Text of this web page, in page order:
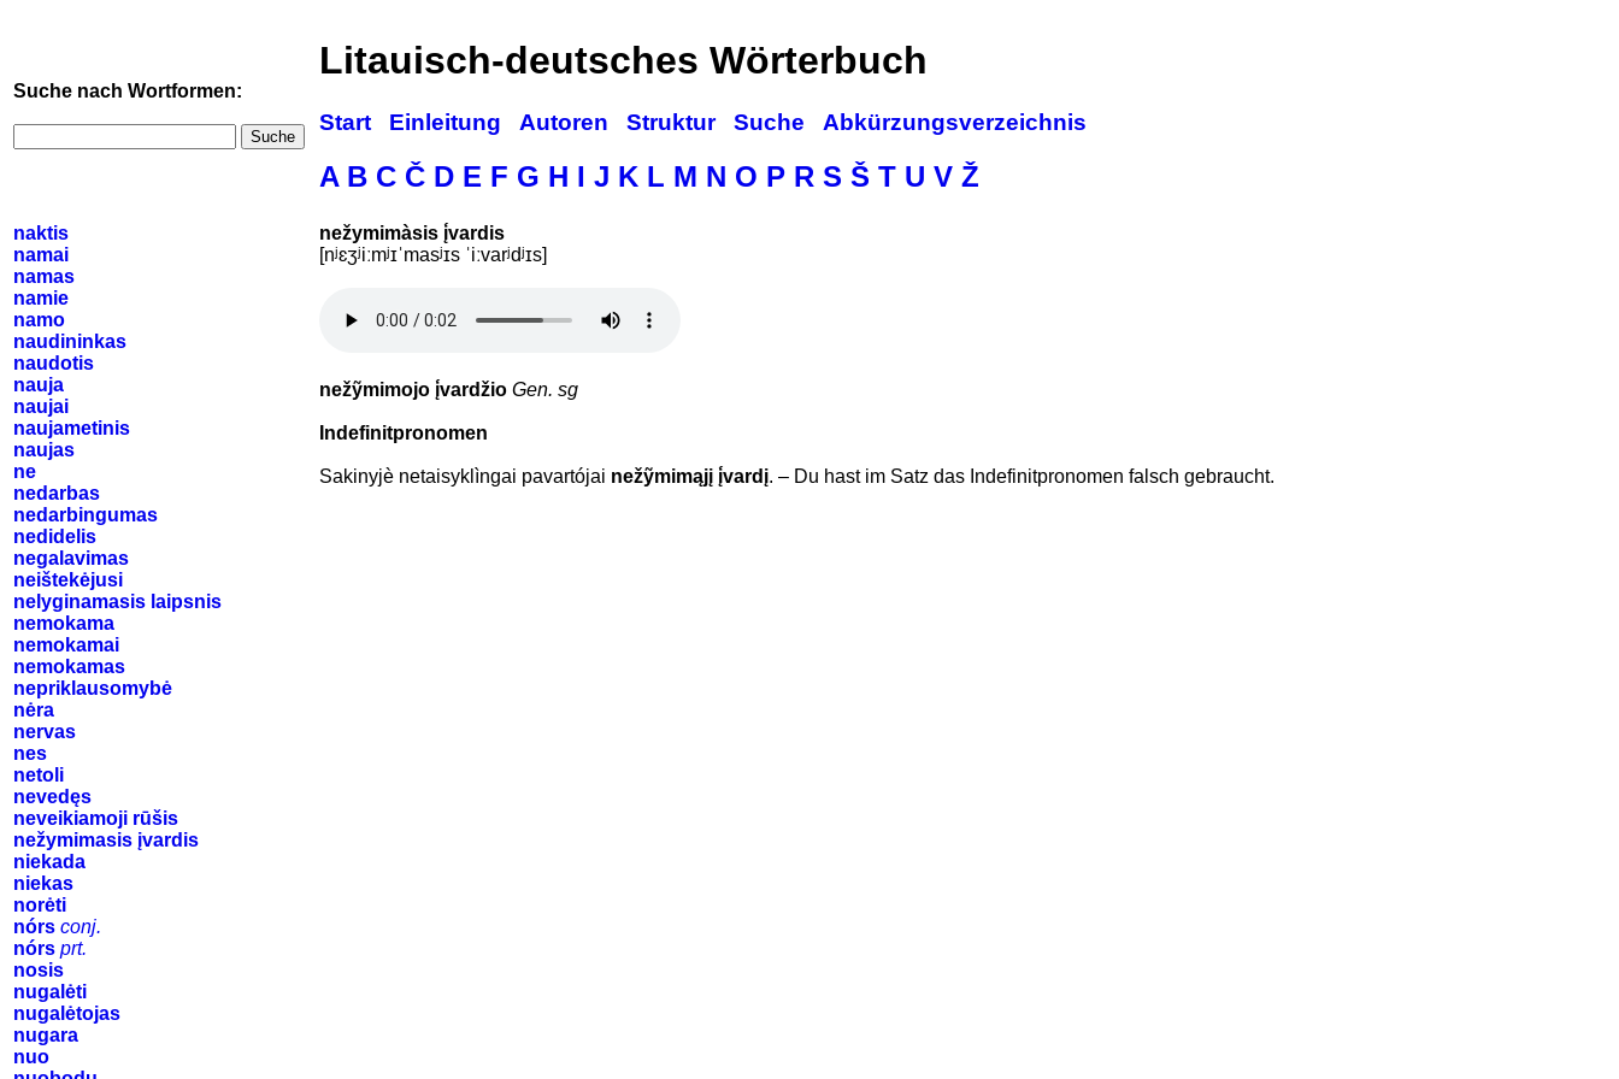
Suche nach Wortformen:
Suche
Litauisch-deutsches Wörterbuch
Start Einleitung Autoren Struktur Suche Abkürzungsverzeichnis
A B C Č D E F G H I J K L M N O P R S Š T U V Ž
naktis
namai
namas
namie
namo
naudininkas
naudotis
nauja
naujai
naujametinis
naujas
ne
nedarbas
nedarbingumas
nedidelis
negalavimas
neištekėjusi
nelyginamasis laipsnis
nemokama
nemokamai
nemokamas
nepriklausomybė
nėra
nervas
nes
netoli
nevedęs
neveikiamoji rūšis
nežymimasis įvardis
niekada
niekas
norėti
nórs conj.
nórs prt.
nosis
nugalėti
nugalėtojas
nugara
nuo
nežymimàsis į́vardis
[nʲɛʒʲiːmʲɪˈmasʲɪs ˈiːvarʲdʲɪs]
nežỹmimojo į́vardžio Gen. sg
Indefinitpronomen
Sakinyjè netaisyklìngai pavartójai nežỹmimąjį į́vardį. – Du hast im Satz das Indefinitpronomen falsch gebraucht.